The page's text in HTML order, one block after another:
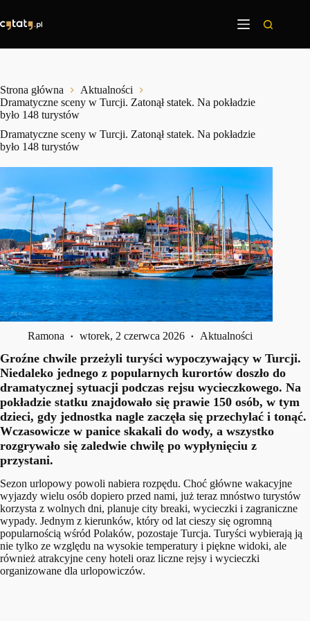
treści
Strona główna
Aktualności
Dramatyczne sceny w Turcji. Zatonął statek. Na pokładzie
było 148 turystów
Dramatyczne sceny w Turcji. Zatonął statek. Na pokładzie
było 148 turystów
Ramona wtorek, 2 czerwca 2026 Aktualności
Groźne chwile przeżyli turyści wypoczywający w Turcji.
Niedaleko jednego z popularnych kurortów doszło do
dramatycznej sytuacji podczas rejsu wycieczkowego. Na
pokładzie statku znajdowało się prawie 150 osób, w tym
dzieci, gdy jednostka nagle zaczęła się przechylać i tonąć.
Wczasowicze w panice skakali do wody, a wszystko
rozgrywało się zaledwie chwilę po wypłynięciu z
przystani.
Sezon urlopowy powoli nabiera rozpędu. Choć główne wakacyjne
wyjazdy wielu osób dopiero przed nami, już teraz mnóstwo turystów
korzysta z wolnych dni, planuje city breaki, wycieczki i zagraniczne
wypady. Jednym z kierunków, który od lat cieszy się ogromną
popularnością wśród Polaków, pozostaje Turcja. Turyści wybierają ją
nie tylko ze względu na wysokie temperatury i piękne widoki, ale
również atrakcyjne ceny hoteli oraz liczne rejsy i wycieczki
organizowane dla urlopowiczów.